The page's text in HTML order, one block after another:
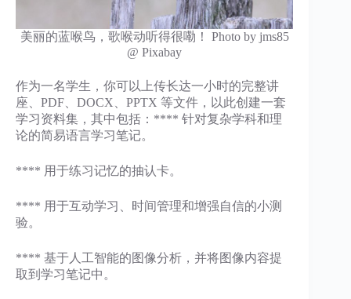
美丽的蓝喉鸟，歌喉动听得很嘞！ Photo by jms85
@ Pixabay
作为一名学生，你可以上传长达一小时的完整讲
座、PDF、DOCX、PPTX 等文件，以此创建一套
学习资料集，其中包括：**** 针对复杂学科和理
论的简易语言学习笔记。
**** 用于练习记忆的抽认卡。
**** 用于互动学习、时间管理和增强自信的小测
验。
**** 基于人工智能的图像分析，并将图像内容提
取到学习笔记中。